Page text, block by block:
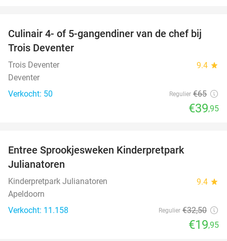
39%
Culinair 4- of 5-gangendiner van de chef bij
Trois Deventer
Trois Deventer 9.4 star
Deventer
Verkocht: 50
Regulier €65
€39,95
Entree Sprookjesweken Kinderpretpark
Julianatoren
Kinderpretpark Julianatoren 9.4 star
Apeldoorn
Verkocht: 11.158
Regulier €32,50
€19,95